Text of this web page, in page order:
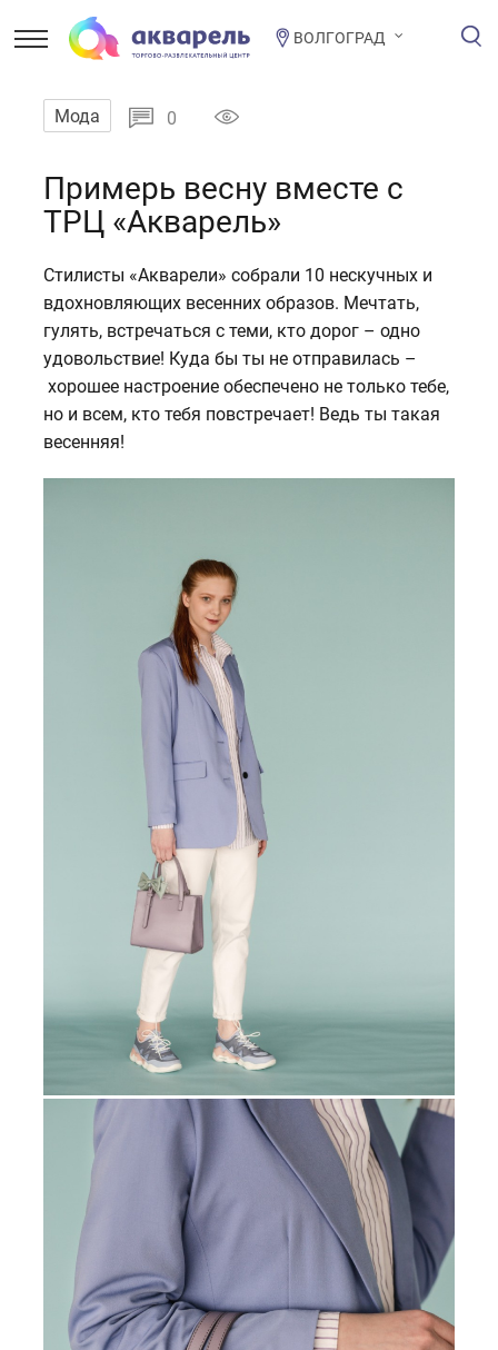
ВОЛГОГРАД
Мода 0
Примерь весну вместе с
ТРЦ «Акварель»
Стилисты «Акварели» собрали 10 нескучных и
вдохновляющих весенних образов. Мечтать,
гулять, встречаться с теми, кто дорог – одно
удовольствие! Куда бы ты не отправилась –
хорошее настроение обеспечено не только тебе,
но и всем, кто тебя повстречает! Ведь ты такая
весенняя!